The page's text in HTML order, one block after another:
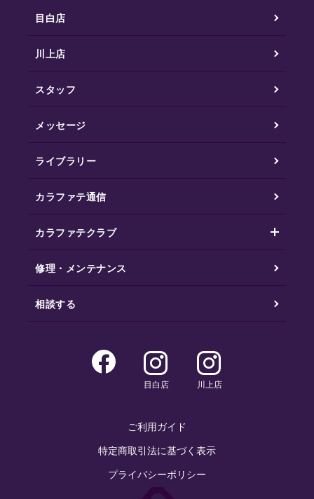
目白店
川上店
スタッフ
メッセージ
ライブラリー
カラファテ通信
カラファテクラブ
修理・メンテナンス
相談する
目白店 川上店
ご利用ガイド
特定商取引法に基づく表示
プライバシーポリシー